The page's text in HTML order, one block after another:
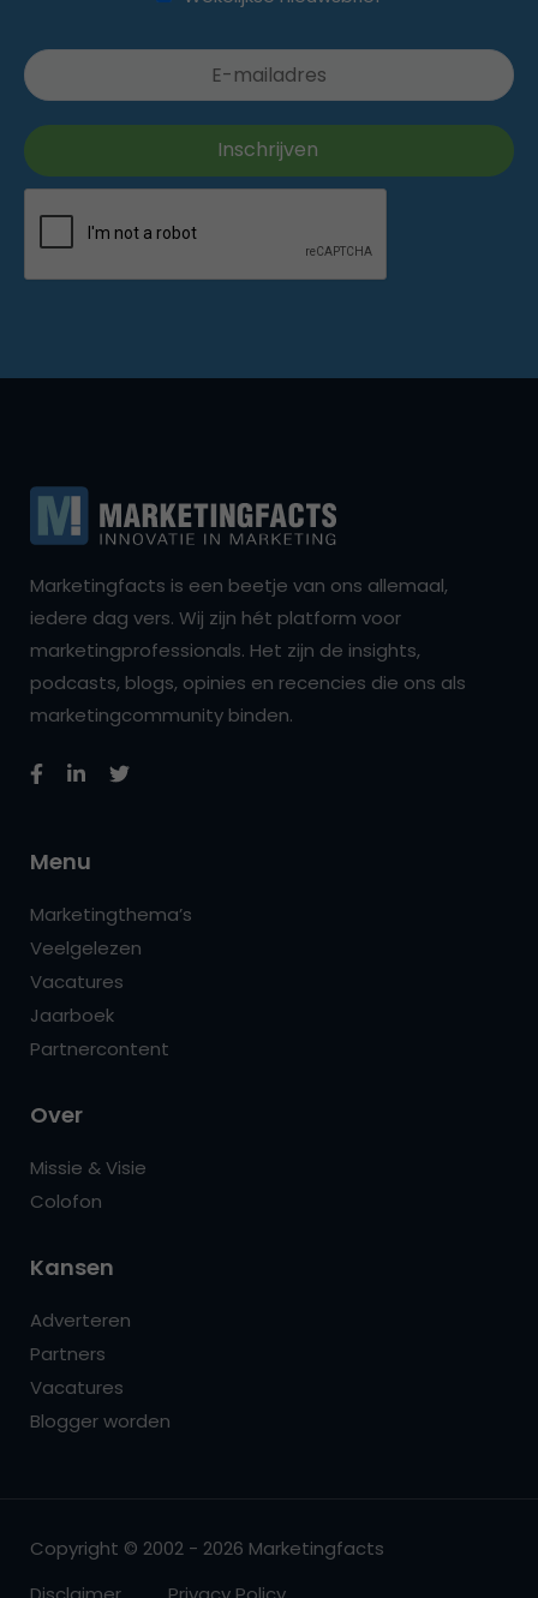
Marketingfacts is een beetje van ons allemaal,
iedere dag vers. Wij zijn hét platform voor
marketingprofessionals. Het zijn de insights,
podcasts, blogs, opinies en recencies die ons als
marketingcommunity binden.
Menu
Marketingthema’s
Veelgelezen
Vacatures
Jaarboek
Partnercontent
Over
Missie & Visie
Colofon
Kansen
Adverteren
Partners
Vacatures
Blogger worden
Copyright © 2002 - 2026 Marketingfacts